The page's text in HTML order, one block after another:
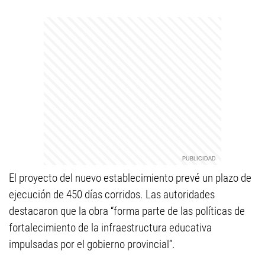
El proyecto del nuevo establecimiento prevé un plazo de
ejecución de 450 días corridos. Las autoridades
destacaron que la obra “forma parte de las políticas de
fortalecimiento de la infraestructura educativa
impulsadas por el gobierno provincial”.